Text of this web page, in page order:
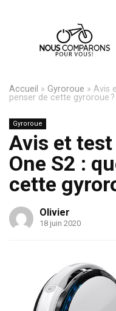
Accueil » Gyroroue » Avis
penser de cette gyroroue ?
Gyroroue
Avis et
One S2 :
cette
Olivier
18 juin 2020